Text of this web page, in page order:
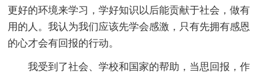
更好的环境来学习，学好知识以后能贡献于社会，做有
用的人。我认为我们应该先学会感激，只有先拥有感恩
的心才会有回报的行动。
我受到了社会、学校和国家的帮助，当思回报，作